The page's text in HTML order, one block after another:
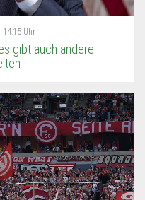
14:15 Uhr
gibt auch andere